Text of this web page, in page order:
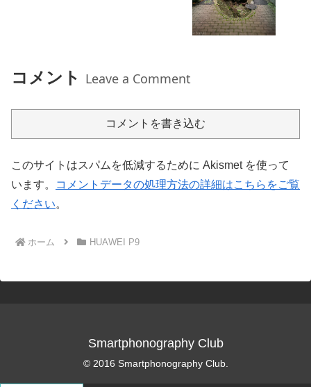
コメント Leave a Comment
コメントを書き込む
このサイトはスパムを低減するために Akismet を使って
います。
コメントデータの処理方法の詳細はこちらをご覧
ください。
ホーム HUAWEI P9
Smartphonography Club
© 2016 Smartphonography Club.